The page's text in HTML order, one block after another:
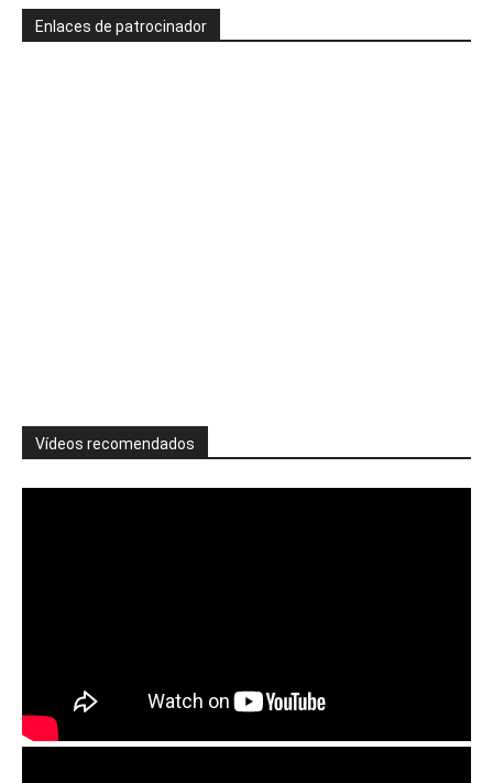
Enlaces de patrocinador
Vídeos recomendados